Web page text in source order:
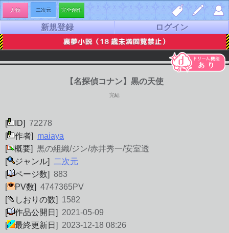
人物 二次元 完全創作
しお
り一
覧
説を
書く
ペー
ジ
新規登録 ログイン
【名探偵コナン】黒の天使
完結
[ ID] 72278
[
作者] maiaya
[
概要] 黒の組織/ジン/赤井秀一/安室透
[
ジャンル]
二次元
[
ページ数] 883
[
PV数] 4747365PV
[
しおりの数] 1582
[
作品公開日] 2021-05-09
[
最終更新日] 2023-12-18 08:26